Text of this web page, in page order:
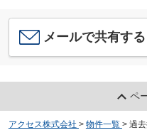
メールで共有する
ペ
アクセス株式会社 > 物件一覧 > 過